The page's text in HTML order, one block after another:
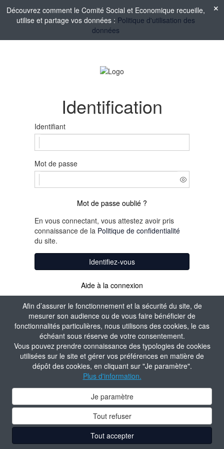
Afin d’assurer le fonctionnement et la sécurité du site, de
mesurer son audience ou de vous faire bénéficier de
fonctionnalités particulières, nous utilisons des cookies, le cas
échéant sous réserve de votre consentement.
Vous pouvez prendre connaissance des typologies de cookies
utilisées sur le site et gérer vos préférences en matière de
dépôt des cookies, en cliquant sur "Je paramètre".
Plus d'information.
Je paramètre
Tout refuser
Tout accepter
Découvrez comment le Comité Social et Economique recueille,
utilise et partage vos données : Politique d'utilisation des
données
Identification
Identifiant
Mot de passe
Mot de passe oublié ?
En vous connectant, vous attestez avoir pris
connaissance de la Politique de confidentialité
du site.
Identifiez-vous
Aide à la connexion